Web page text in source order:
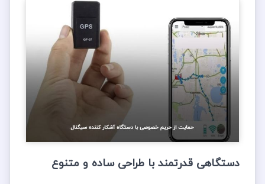
دستگاهی قدرتمند با طراحی ساده و متنوع